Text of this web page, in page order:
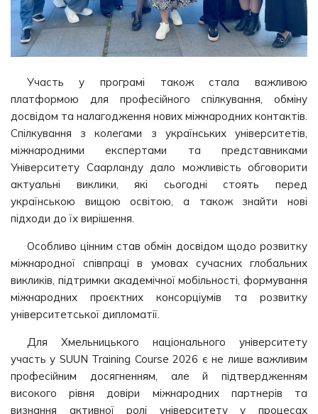
Участь у програмі також стала важливою
платформою для професійного спілкування, обміну
досвідом та налагодження нових міжнародних контактів.
Спілкування з колегами з українських університетів,
міжнародними експертами та представниками
Університету Саарланду дало можливість обговорити
актуальні виклики, які сьогодні стоять перед
українською вищою освітою, а також знайти нові
підходи до їх вирішення.
Особливо цінним став обмін досвідом щодо розвитку
міжнародної співпраці в умовах сучасних глобальних
викликів, підтримки академічної мобільності, формування
міжнародних проєктних консорціумів та розвитку
університетської дипломатії.
Для Хмельницького національного університету
участь у SUUN Training Course 2026 є не лише важливим
професійним досягненням, але й підтвердженням
високого рівня довіри міжнародних партнерів та
визнання активної ролі університету у процесах